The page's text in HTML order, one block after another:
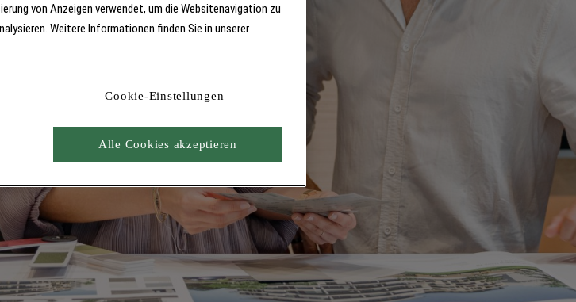
von Anzeigen verwendet, um die Websitenavigation zu
Weitere Informationen finden Sie in unserer
Cookie-Einstellungen
Alle Cookies akzeptieren